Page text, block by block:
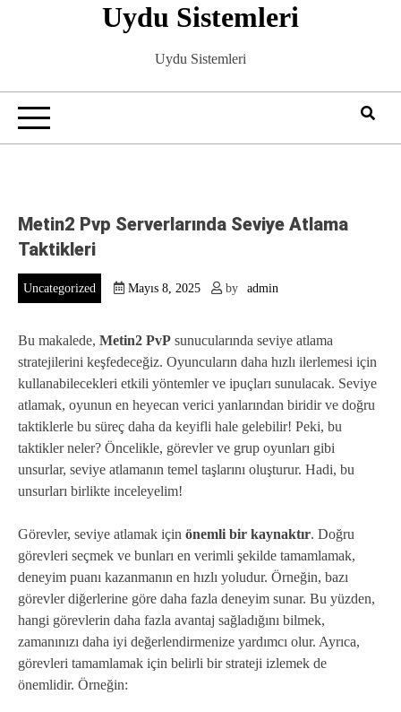
Uydu Sistemleri
Uydu Sistemleri
Metin2 Pvp Serverlarında Seviye Atlama
Taktikleri
Uncategorized Mayıs 8, 2025 by admin
Bu makalede, Metin2 PvP sunucularında seviye atlama
stratejilerini keşfedeceğiz. Oyuncuların daha hızlı ilerlemesi için
kullanabilecekleri etkili yöntemler ve ipuçları sunulacak. Seviye
atlamak, oyunun en heyecan verici yanlarından biridir ve doğru
taktiklerle bu süreç daha da keyifli hale gelebilir! Peki, bu
taktikler neler? Öncelikle, görevler ve grup oyunları gibi
unsurlar, seviye atlamanın temel taşlarını oluşturur. Hadi, bu
unsurları birlikte inceleyelim!
Görevler, seviye atlamak için önemli bir kaynaktır. Doğru
görevleri seçmek ve bunları en verimli şekilde tamamlamak,
deneyim puanı kazanmanın en hızlı yoludur. Örneğin, bazı
görevler diğerlerine göre daha fazla deneyim sunar. Bu yüzden,
hangi görevlerin daha fazla avantaj sağladığını bilmek,
zamanınızı daha iyi değerlendirmenize yardımcı olur. Ayrıca,
görevleri tamamlamak için belirli bir strateji izlemek de
önemlidir. Örneğin: